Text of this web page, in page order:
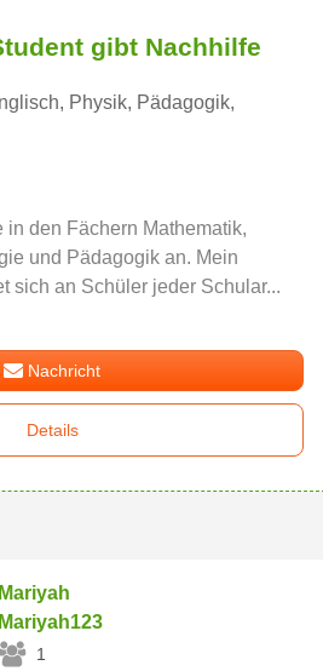
gibt Nachhilfe
Physik, Pädagogik,
in den Fächern Mathematik,
und Pädagogik an. Mein
sich an Schüler jeder Schular...
Nachricht
Details
Mariyah
Mariyah123
1